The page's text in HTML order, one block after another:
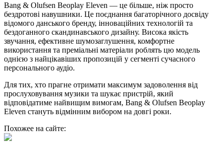
Bang & Olufsen Beoplay Eleven — це більше, ніж просто
бездротові навушники. Це поєднання багаторічного досвіду
відомого данського бренду, інноваційних технологій та
бездоганного скандинавського дизайну. Висока якість
звучання, ефективне шумозаглушення, комфортне
використання та преміальні матеріали роблять цю модель
однією з найцікавіших пропозицій у сегменті сучасного
персонального аудіо.
Для тих, хто прагне отримати максимум задоволення від
прослуховування музики та шукає пристрій, який
відповідатиме найвищим вимогам, Bang & Olufsen Beoplay
Eleven стануть відмінним вибором на довгі роки.
Похожее на сайте: